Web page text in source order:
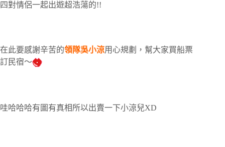
四對情侶一起出遊超浩蕩的!!
在此要感謝辛苦的領隊吳小涼用心規劃，幫大家買船票
訂民宿～
哇哈哈哈有圖有真相所以出賣一下小涼兒XD